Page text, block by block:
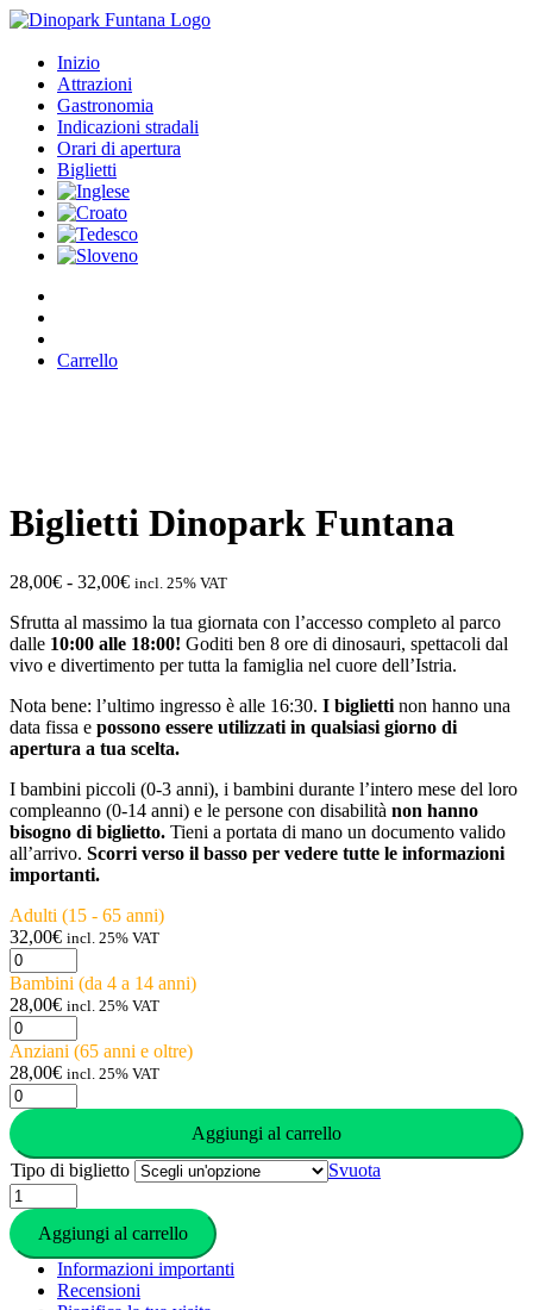
Inizio
Attrazioni
Gastronomia
Indicazioni stradali
Orari di apertura
Biglietti
Carrello
Biglietti Dinopark Funtana
28,00€ - 32,00€Fascia
prezzo:
da
28,00€
32,00€
incl. 25% VAT
Sfrutta al massimo la tua giornata con l’accesso completo al parco
dalle 10:00 alle 18:00! Goditi ben 8 ore di dinosauri, spettacoli dal
vivo e divertimento per tutta la famiglia nel cuore dell’Istria.
Nota bene: l’ultimo ingresso è alle 16:30. I biglietti non hanno una
data fissa e possono essere utilizzati in qualsiasi giorno di
apertura a tua scelta.
I bambini piccoli (0-3 anni), i bambini durante l’intero mese del loro
compleanno (0-14 anni) e le persone con disabilità non hanno
bisogno di biglietto. Tieni a portata di mano un documento valido
all’arrivo. Scorri verso il basso per vedere tutte le informazioni
importanti.
Adulti (15 - 65 anni)
32,00€ incl. 25% VAT
Biglietti
Dinopark
Funtana
quantità
Bambini (da 4 a 14 anni)
28,00€ incl. 25% VAT
Biglietti
Dinopark
Funtana
quantità
Anziani (65 anni e oltre)
28,00€ incl. 25% VAT
Biglietti
Dinopark
Funtana
quantità
Aggiungi al carrello
Tipo di biglietto
Svuota
Biglietti
Dinopark
Funtana
quantità
Aggiungi al carrello
Informazioni importanti
Recensioni